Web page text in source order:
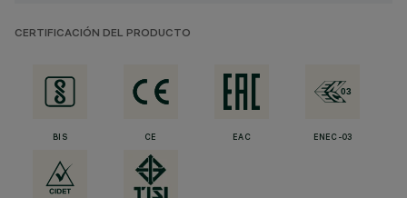
CERTIFICACIÓN DEL PRODUCTO
BIS CE EAC ENEC-03